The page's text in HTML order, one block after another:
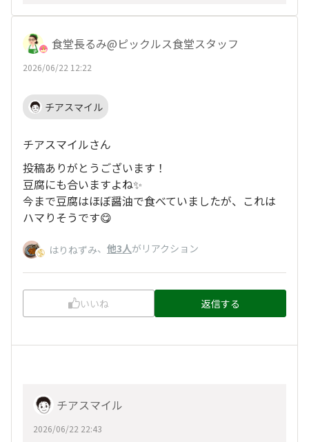
食堂長るみ@ピックルス食堂スタッフ
2026/06/22 12:22
チアスマイル
チアスマイルさん
投稿ありがとうございます！
豆腐にも合いますよね✨
今まで豆腐はほぼ醤油で食べていましたが、これは
ハマりそうです😋
はりねずみ、 他3人がリアクション
いいね 返信する
チアスマイル
2026/06/22 22:43